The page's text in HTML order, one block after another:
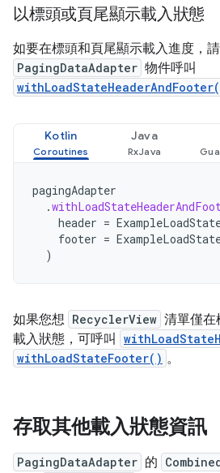
以標頭或頁尾顯示載入狀態
如要在標頭和頁尾顯示載入進度，
PagingDataAdapter 物件呼叫
Kotlin Java
pagingAdapter
.
header =
footer =
)
如果您想 RecyclerView 清單僅在
載入狀態，可呼叫
withLoadStateFooter() 。
存取其他載入狀態資訊
PagingDataAdapter 的